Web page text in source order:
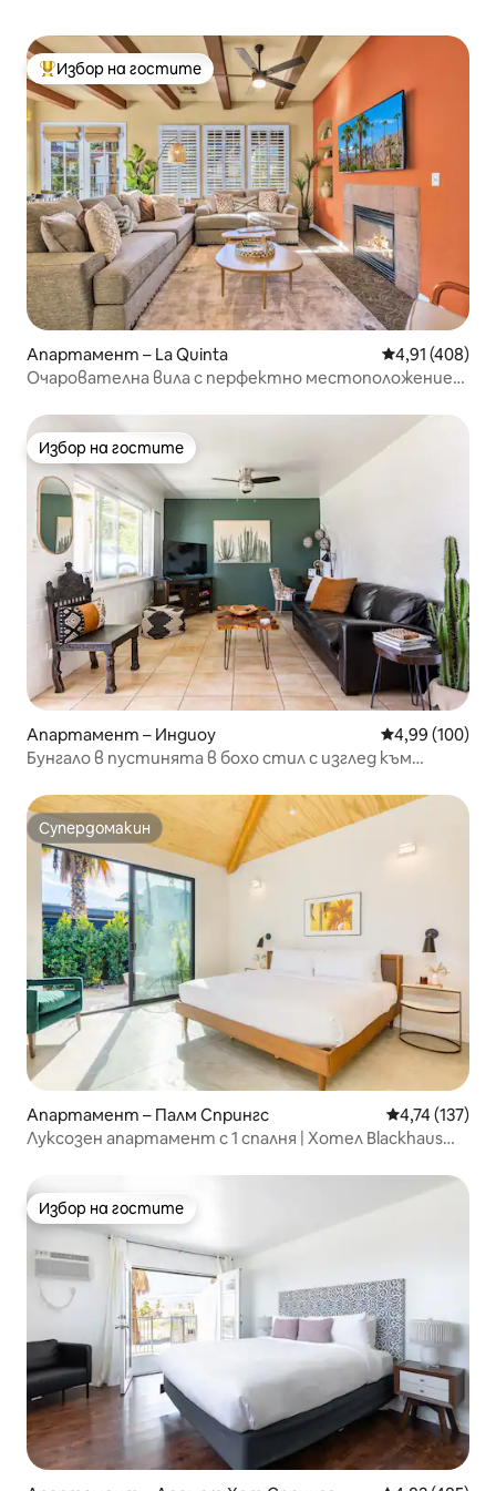
Най-популярен избор на гостите
Избор на гостите
Апартамент – La Quinta Средна
4,91 (408)
Очарователна вила с перфектно местоположение
Избор на гостите
Избор на гостите
Апартамент – Индиоу Средна
4,99 (100)
Бунгало в пустинята в бохо стил с изглед към
Супердомакин
Супердомакин
Апартамент – Палм Спрингс Средна
4,74 (137)
Луксозен апартамент с 1 спалня | Хотел Blackhaus
Избор на гостите
Избор на гостите